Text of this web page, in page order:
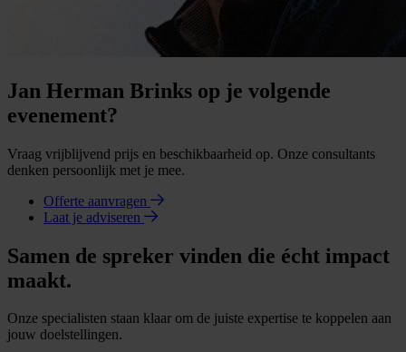
Jan Herman Brinks op je volgende
evenement?
Vraag vrijblijvend prijs en beschikbaarheid op. Onze consultants
denken persoonlijk met je mee.
Offerte aanvragen
Laat je adviseren
Samen de spreker vinden die écht impact
maakt.
Onze specialisten staan klaar om de juiste expertise te koppelen aan
jouw doelstellingen.